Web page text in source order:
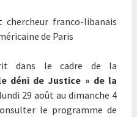
franco-libanais
de Paris
dans le cadre de la
déni de Justice » de la
29 août au dimanche 4
le programme de